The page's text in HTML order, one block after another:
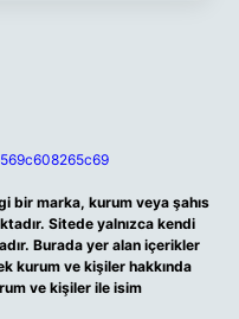
bir marka, kurum veya şahıs
Sitede yalnızca kendi
Burada yer alan içerikler
kurum ve kişiler hakkında
ve kişiler ile isim